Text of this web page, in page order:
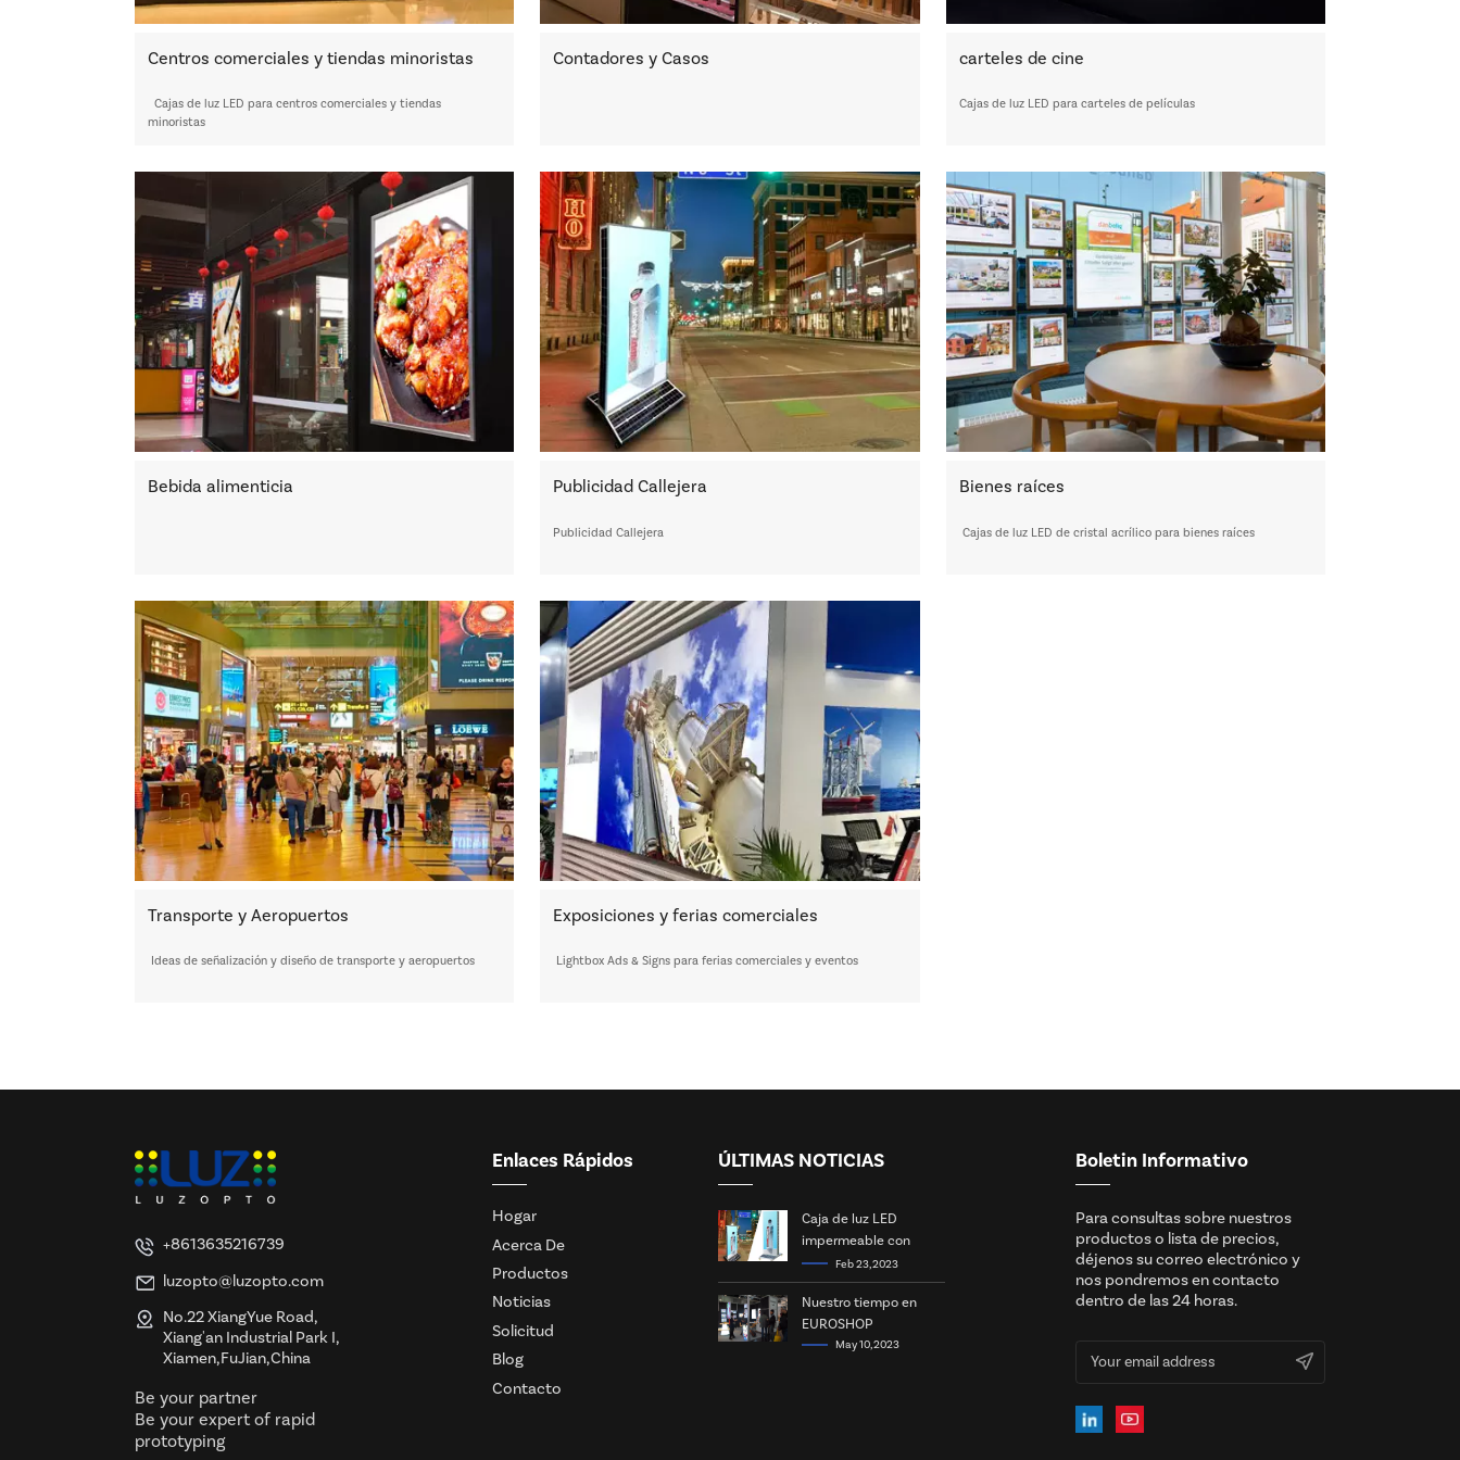
Centros comerciales y tiendas minoristas
Cajas de luz LED para centros comerciales y tiendas
minoristas
Contadores y Casos carteles de cine
Cajas de luz LED para carteles de películas
Bebida alimenticia Publicidad Callejera
Publicidad Callejera
Bienes raíces
Cajas de luz LED de cristal acrílico para bienes raíces
Transporte y Aeropuertos
Ideas de señalización y diseño de transporte y aeropuertos
Exposiciones y ferias comerciales
Lightbox Ads & Signs para ferias comerciales y eventos
+8613635216739
luzopto@luzopto.com
No.22 XiangYue Road,
Xiang'an Industrial Park I,
Xiamen,FuJian,China
Be your partner
Be your expert of rapid
prototyping
Enlaces Rápidos
Hogar
Acerca De
Productos
Noticias
Solicitud
Blog
Contacto
ÚLTIMAS NOTICIAS
Caja de luz LED
impermeable con
energía solar
Feb 23, 2023
Nuestro tiempo en
EUROSHOP
May 10, 2023
Boletin Informativo
Para consultas sobre nuestros
productos o lista de precios,
déjenos su correo electrónico y
nos pondremos en contacto
dentro de las 24 horas.